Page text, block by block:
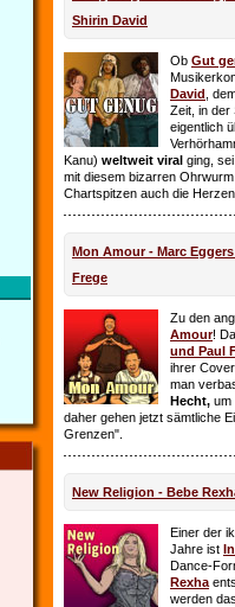
Shirin David
Ob Gut
David ,
Zeit, in der
eigentlich
Kanu) weltweit viral ging,
mit diesem bizarren
Chartspitzen auch die
Mon Amour - Marc
Frege
Zu den
Amour!
und Paul
ihrer
man
Hecht, um
daher gehen jetzt sämtliche
Grenzen".
New Religion - Bebe
Einer der
Jahre ist
Dance-
Rexha
werden